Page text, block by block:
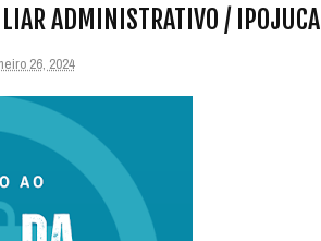
ADMINISTRATIVO / IPOJUCA
26, 2024